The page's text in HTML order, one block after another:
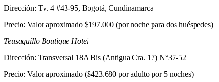
Dirección: Tv. 4 #43-95, Bogotá, Cundinamarca
Precio: Valor aproximado $197.000 (por noche para dos huéspedes)
Teusaquillo Boutique Hotel
Dirección: Transversal 18A Bis (Antigua Cra. 17) N°37-52
Precio: Valor aproximado ($423.680 por adulto por 5 noches)